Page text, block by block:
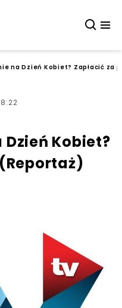
na Dzień Kobiet? Zapłacić za
Kobiet?